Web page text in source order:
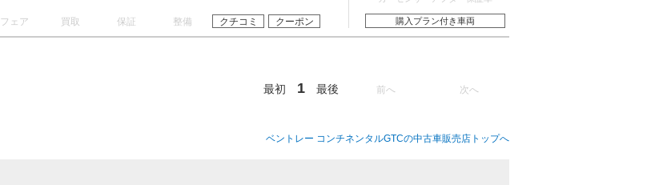
フェア 買取 保証 整備 クチコミ クーポン 購入プラン付き車両
最初 1 最後 前へ 次へ
ベントレー コンチネンタルGTCの中古車販売店トップへ